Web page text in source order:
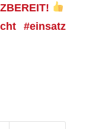
#einsatz